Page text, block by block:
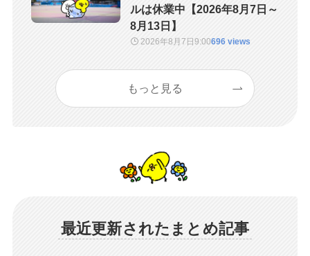
ルは休業中【2026年8月7日～
8月13日】
2026年8月7日9:00696 views
もっと見る
最近更新されたまとめ記事